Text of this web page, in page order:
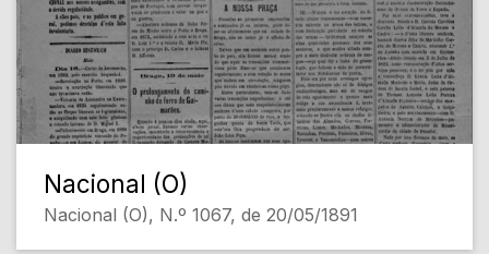
Nacional (O)
Nacional (O), N.º 1067, de 20/05/1891